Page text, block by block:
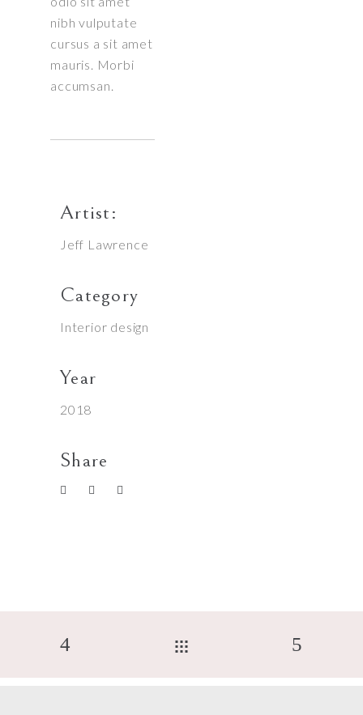
nibh vulputate
cursus a sit amet
mauris. Morbi
accumsan.
Artist:
Jeff Lawrence
Category
Interior design
Year
2018
Share